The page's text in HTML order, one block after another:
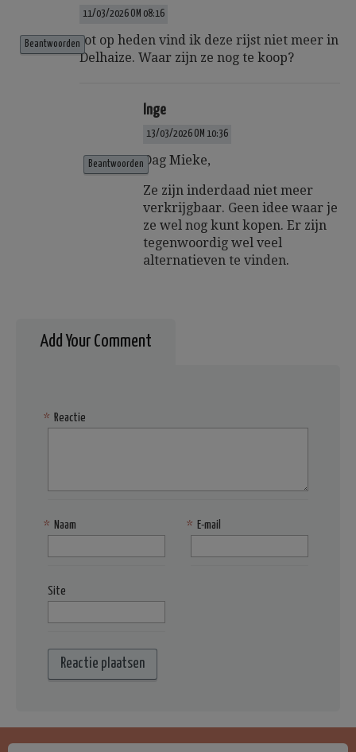
11/03/2026 OM 08:16
tot op heden vind ik deze rijst niet meer in
Delhaize. Waar zijn ze nog te koop?
Beantwoorden
Inge
13/03/2026 OM 10:36
Dag Mieke,
Ze zijn inderdaad niet meer
verkrijgbaar. Geen idee waar je
ze wel nog kunt kopen. Er zijn
tegenwoordig wel veel
alternatieven te vinden.
Beantwoorden
Add Your Comment
Reactie
*
Naam
* E-mail
*
Site